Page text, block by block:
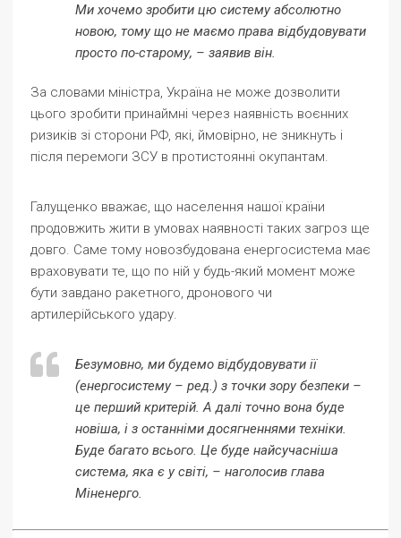
Ми хочемо зробити цю систему абсолютно
новою, тому що не маємо права відбудовувати
просто по-старому, – заявив він.
За словами міністра, Україна не може дозволити
цього зробити принаймні через наявність воєнних
ризиків зі сторони РФ, які, ймовірно, не зникнуть і
після перемоги ЗСУ в протистоянні окупантам.
Галущенко вважає, що населення нашої країни
продовжить жити в умовах наявності таких загроз ще
довго. Саме тому новозбудована енергосистема має
враховувати те, що по ній у будь-який момент може
бути завдано ракетного, дронового чи
артилерійського удару.
Безумовно, ми будемо відбудовувати ії
(енергосистему – ред.) з точки зору безпеки –
це перший критерій. А далі точно вона буде
новіша, і з останніми досягненнями техніки.
Буде багато всього. Це буде найсучасніша
система, яка є у світі, – наголосив глава
Міненерго.